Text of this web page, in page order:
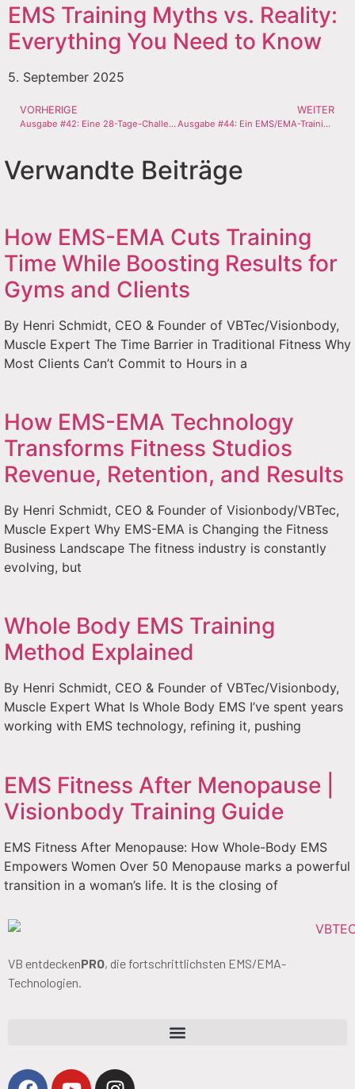
EMS Training Myths vs. Reality:
Everything You Need to Know
5. September 2025
VORHERIGE
Ausgabe #42: Eine 28-Tage-Challenge, die Ihren Körper verändern wird!
WEITER
Ausgabe #44: Ein EMS/EMA-Trainingsprogramm für Schmerzen im unteren Rückenbereich
Verwandte Beiträge
How EMS-EMA Cuts Training
Time While Boosting Results for
Gyms and Clients
By Henri Schmidt, CEO & Founder of VBTec/Visionbody,
Muscle Expert The Time Barrier in Traditional Fitness Why
Most Clients Can’t Commit to Hours in a
How EMS-EMA Technology
Transforms Fitness Studios
Revenue, Retention, and Results
By Henri Schmidt, CEO & Founder of Visionbody/VBTec,
Muscle Expert Why EMS-EMA is Changing the Fitness
Business Landscape The fitness industry is constantly
evolving, but
Whole Body EMS Training
Method Explained
By Henri Schmidt, CEO & Founder of VBTec/Visionbody,
Muscle Expert What Is Whole Body EMS I’ve spent years
working with EMS technology, refining it, pushing
EMS Fitness After Menopause |
Visionbody Training Guide
EMS Fitness After Menopause: How Whole-Body EMS
Empowers Women Over 50 Menopause marks a powerful
transition in a woman’s life. It is the closing of
VB entdeckenPRO, die fortschrittlichsten EMS/EMA-
Technologien.